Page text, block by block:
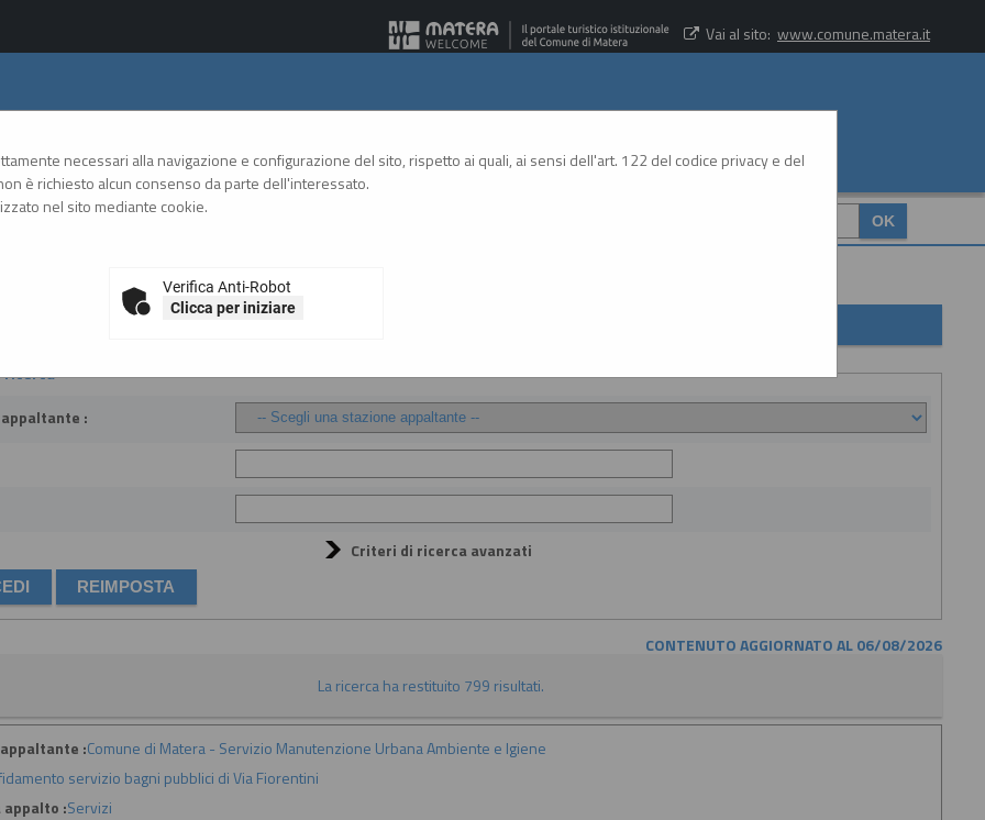
Vai al sito: www.comune.matera.it
Telematiche
A A GRAFICATESTO
necessari alla navigazione e configurazione del sito, rispetto ai quali, ai sensi dell'art. 122 del codice privacy e del
è richiesto alcun consenso da parte dell'interessato.
nel sito mediante cookie.
Verifica Anti-Robot
Clicca per iniziare
:
Criteri di ricerca avanzati
CONTENUTO AGGIORNATO AL 06/08/2026
La ricerca ha restituito 799 risultati.
:Comune di Matera - Servizio Manutenzione Urbana Ambiente e Igiene
servizio bagni pubblici di Via Fiorentini
:Servizi